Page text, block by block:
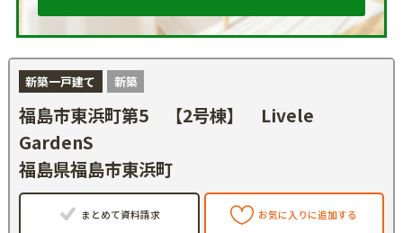
新築一戸建て 新築
福島市東浜町第5 【2号棟】 Livele
GardenS
福島県福島市東浜町
まとめて資料請求 お気に入りに追加する